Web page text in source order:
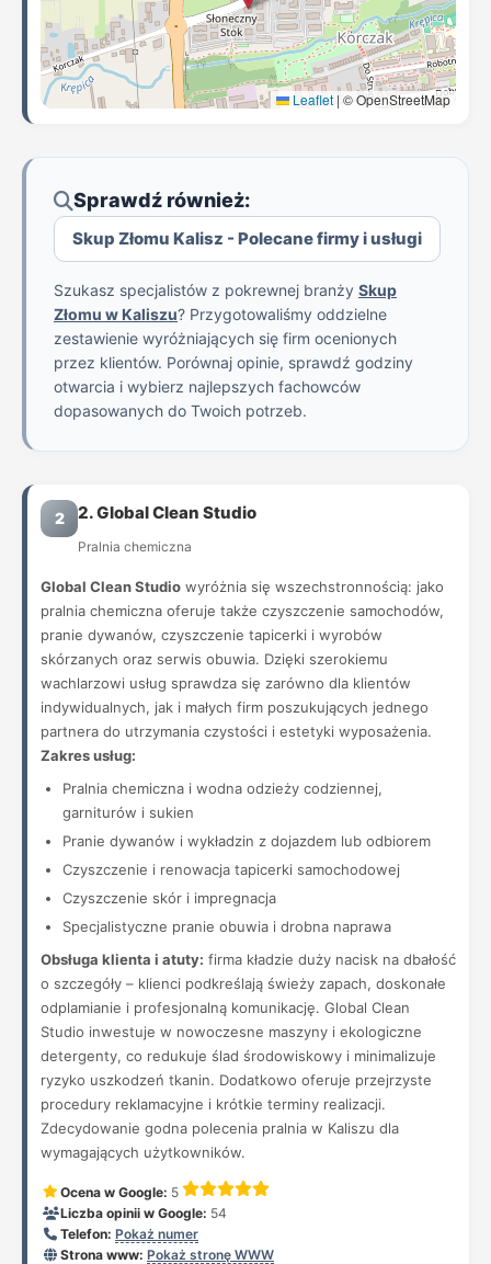
Leaflet | © OpenStreetMap
Sprawdź również:
Skup Złomu Kalisz - Polecane firmy i usługi
Szukasz specjalistów z pokrewnej branży Skup
Złomu w Kaliszu? Przygotowaliśmy oddzielne
zestawienie wyróżniających się firm ocenionych
przez klientów. Porównaj opinie, sprawdź godziny
otwarcia i wybierz najlepszych fachowców
dopasowanych do Twoich potrzeb.
2 2. Global Clean Studio
Pralnia chemiczna
Global Clean Studio wyróżnia się wszechstronnością: jako
pralnia chemiczna oferuje także czyszczenie samochodów,
pranie dywanów, czyszczenie tapicerki i wyrobów
skórzanych oraz serwis obuwia. Dzięki szerokiemu
wachlarzowi usług sprawdza się zarówno dla klientów
indywidualnych, jak i małych firm poszukujących jednego
partnera do utrzymania czystości i estetyki wyposażenia.
Zakres usług:
Pralnia chemiczna i wodna odzieży codziennej,
garniturów i sukien
Pranie dywanów i wykładzin z dojazdem lub odbiorem
Czyszczenie i renowacja tapicerki samochodowej
Czyszczenie skór i impregnacja
Specjalistyczne pranie obuwia i drobna naprawa
Obsługa klienta i atuty: firma kładzie duży nacisk na dbałość
o szczegóły – klienci podkreślają świeży zapach, doskonałe
odplamianie i profesjonalną komunikację. Global Clean
Studio inwestuje w nowoczesne maszyny i ekologiczne
detergenty, co redukuje ślad środowiskowy i minimalizuje
ryzyko uszkodzeń tkanin. Dodatkowo oferuje przejrzyste
procedury reklamacyjne i krótkie terminy realizacji.
Zdecydowanie godna polecenia pralnia w Kaliszu dla
wymagających użytkowników.
Ocena w Google: 5
Liczba opinii w Google: 54
Telefon: Pokaż numer
Strona www: Pokaż stronę WWW